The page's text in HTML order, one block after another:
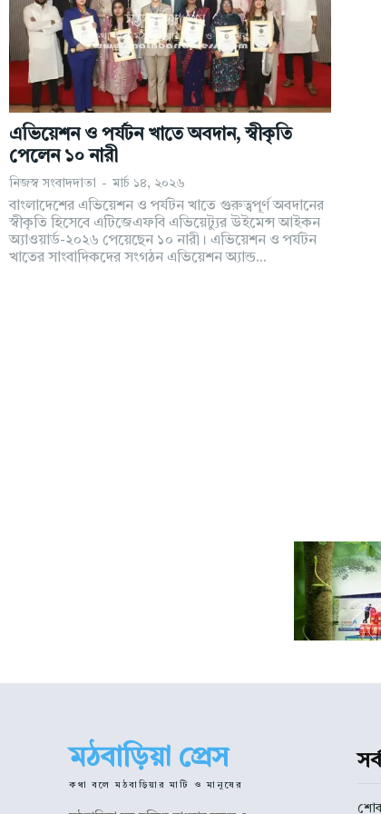
এভিয়েশন ও পর্যটন খাতে অবদান, স্বীকৃতি
পেলেন ১০ নারী
নিজস্ব সংবাদদাতা - মার্চ ১৪, ২০২৬
বাংলাদেশের এভিয়েশন ও পর্যটন খাতে গুরুত্বপূর্ণ অবদানের
স্বীকৃতি হিসেবে এটিজেএফবি এভিয়েট্যুর উইমেন্স আইকন
অ্যাওয়ার্ড-২০২৬ পেয়েছেন ১০ নারী। এভিয়েশন ও পর্যটন
খাতের সাংবাদিকদের সংগঠন এভিয়েশন অ্যান্ড...
মঠবাড়িয়া প্রেস
কথা বলে মঠবাড়িয়ার মাটি ও মানুষের